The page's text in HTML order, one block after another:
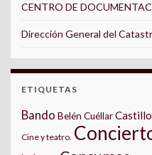
CENTRO DE
Dirección General del
ETIQUETAS
Bando Belén Cuéllar
Cine y teatro.